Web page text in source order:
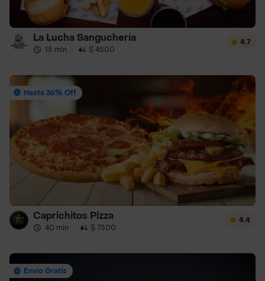
La Lucha Sanguchería
15 min · $ 4500
4.7
Hasta 36% Off
Caprichitos Pizza
40 min · $ 7500
4.4
Envío Gratis